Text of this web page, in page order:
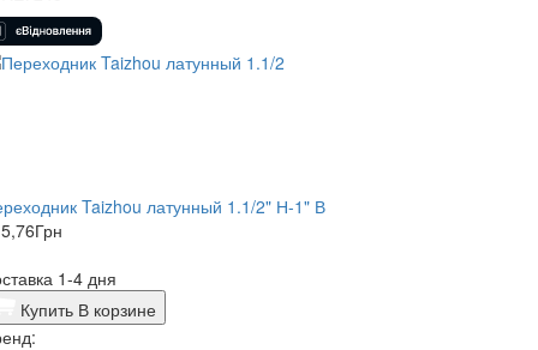
Taizhou латунный 1.1/2" Н-1" В
Грн
1-4 дня
Купить В корзине